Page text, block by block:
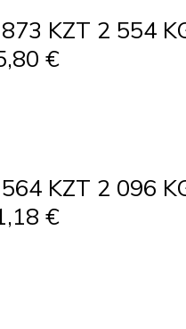
KZT 2 554
€
KZT 2 096
€